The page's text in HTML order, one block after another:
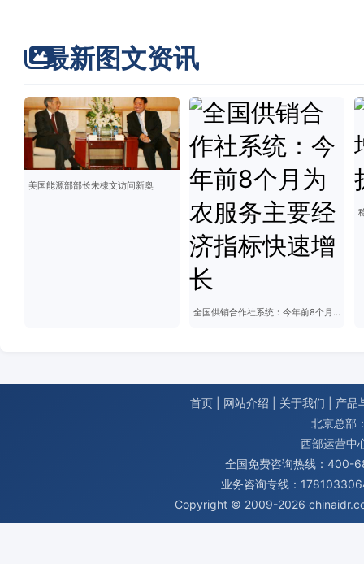
最新图文资讯
美国能源部部长朱棣文访问新奥
全国供销合作社系统：今年前8个月为农服务主要经济指标快速增长
首页 网站介绍 关于我们
产品
北京总部
西部运营中
全国免费咨询热线：400-
业务咨询专线：
Copyright © 2009-2026